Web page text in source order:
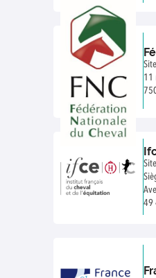
11
49